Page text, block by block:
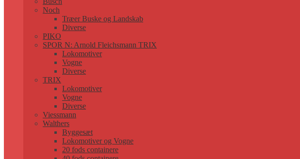
Noch
Træer Buske og Landskab
Diverse
PIKO
SPOR N: Arnold Fleichsmann TRIX
Lokomotiver
Vogne
Diverse
TRIX
Lokomotiver
Vogne
Diverse
Viessmann
Walthers
Byggesæt
Lokomotiver og Vogne
20 fods containere